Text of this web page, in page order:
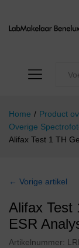
Home / Product
Overige
Alifax Test 1 TH
← Vorige artikel
Alifax Test
ESR
Artikelnummer: